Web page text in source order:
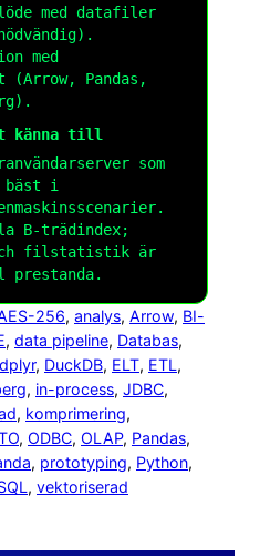
med datafiler
med
(Arrow, Pandas,
känna till
som
bäst i
B-trädindex;
filstatistik är
256, analys, Arrow, BI-
, data pipeline, Databas
dplyr, DuckDB, ELT, ETL
, in-process, JDBC
, komprimering
, ODBC, OLAP, Pandas
, prototyping, Python
, vektoriserad